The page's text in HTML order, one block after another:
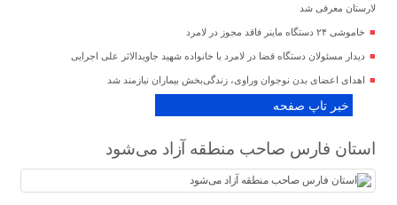
لارستان معرفی شد
خاموشی ۲۴ دستگاه ماینر فاقد مجوز در لامرد
دیدار مسئولان دستگاه قضا در لامرد با خانواده شهید جاویدالاثر علی اجرایی
اهدای اعضای بدن نوجوان وراوی، زندگی‌بخش بیماران نیازمند شد
خبر تاپ صفحه
استان فارس صاحب منطقه آزاد می‌شود